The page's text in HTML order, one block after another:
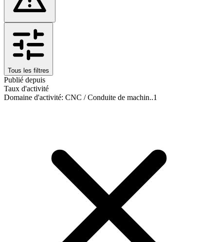
Tous les filtres
Publié depuis
Taux d'activité
Domaine d'activité: CNC / Conduite de machin..1